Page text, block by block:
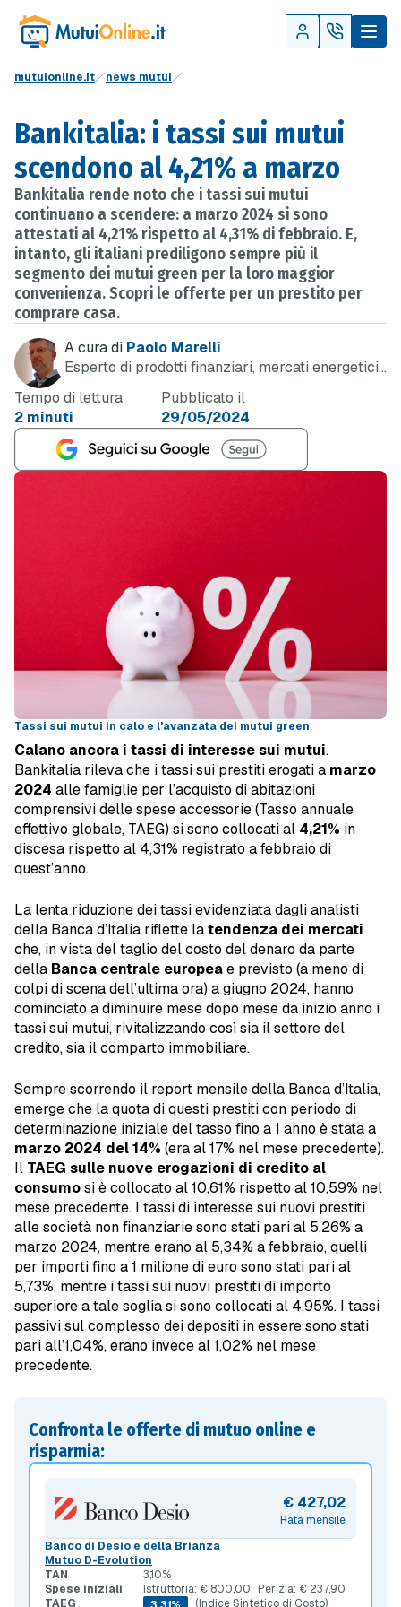
mutuionline.it news mutui
Bankitalia: i tassi sui mutui
scendono al 4,21% a marzo
Bankitalia rende noto che i tassi sui mutui
continuano a scendere: a marzo 2024 si sono
attestati al 4,21% rispetto al 4,31% di febbraio. E,
intanto, gli italiani prediligono sempre più il
segmento dei mutui green per la loro maggior
convenienza. Scopri le offerte per un prestito per
comprare casa.
A cura di Paolo Marelli
Esperto di prodotti finanziari, mercati energetici
Tempo di lettura
2 minuti
Pubblicato il
29/05/2024
Tassi sui mutui in calo e l'avanzata dei mutui green
Calano ancora i tassi di interesse sui mutui.
Bankitalia rileva che i tassi sui prestiti erogati a marzo
2024 alle famiglie per l’acquisto di abitazioni
comprensivi delle spese accessorie (Tasso annuale
effettivo globale, TAEG) si sono collocati al 4,21% in
discesa rispetto al 4,31% registrato a febbraio di
quest’anno.
La lenta riduzione dei tassi evidenziata dagli analisti
della Banca d’Italia riflette latendenza dei mercati
che, in vista del taglio del costo del denaro da parte
della Banca centrale europeae previsto (a meno di
colpi di scena dell’ultima ora) a giugno 2024, hanno
cominciato a diminuire mese dopo mese da inizio anno i
tassi sui mutui, rivitalizzando così sia il settore del
credito, sia il comparto immobiliare.
Sempre scorrendo il report mensile della Banca d’Italia,
emerge che la quota di questi prestiti con periodo di
determinazione iniziale del tasso fino a 1 anno è stata a
marzo 2024 del 14% (era al 17% nel mese precedente).
Il TAEG sulle nuove erogazioni di credito al
consumosi è collocato al 10,61% rispetto al 10,59% nel
mese precedente. I tassi di interesse sui nuovi prestiti
alle società non finanziarie sono stati pari al 5,26% a
marzo 2024, mentre erano al 5,34% a febbraio, quelli
per importi fino a 1 milione di euro sono stati pari al
5,73%, mentre i tassi sui nuovi prestiti di importo
superiore a tale soglia si sono collocati al 4,95%. I tassi
passivi sul complesso dei depositi in essere sono stati
pari all’1,04%, erano invece al 1,02% nel mese
precedente.
Confronta le offerte di mutuo online e
risparmia:
Rata mensile
€ 427,02
Banco di Desio e della Brianza
Mutuo D-Evolution
TAN
3,10%
Spese iniziali
Istruttoria: € 800,00
Perizia: € 237,90
TAEG
(Indice Sintetico di Costo)